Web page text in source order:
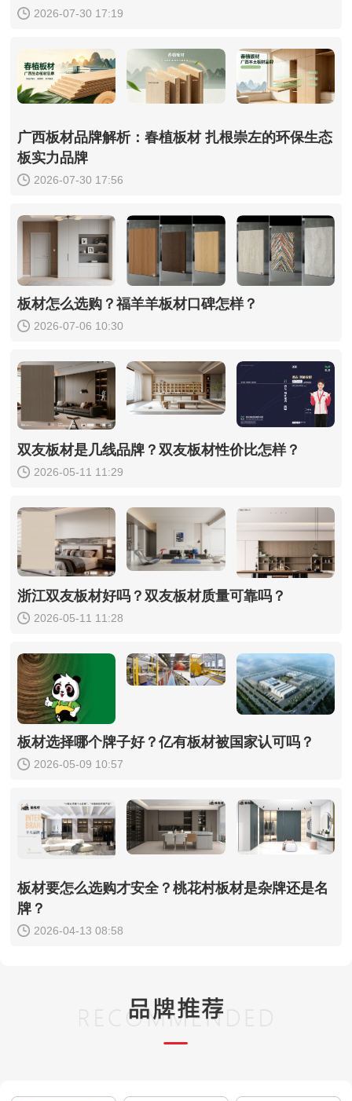
2026-07-30 17:19
广西板材品牌解析：春植板材 扎根崇左的环保生态
板实力品牌
2026-07-30 17:56
板材怎么选购？福羊羊板材口碑怎样？
2026-07-06 10:30
双友板材是几线品牌？双友板材性价比怎样？
2026-05-11 11:29
浙江双友板材好吗？双友板材质量可靠吗？
2026-05-11 11:28
板材选择哪个牌子好？亿有板材被国家认可吗？
2026-05-09 10:57
板材要怎么选购才安全？桃花村板材是杂牌还是名
牌？
2026-04-13 08:58